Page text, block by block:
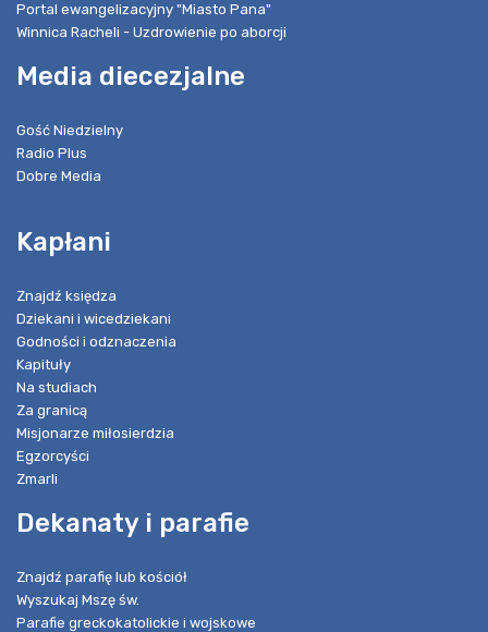
Portal ewangelizacyjny "Miasto Pana"
Winnica Racheli - Uzdrowienie po aborcji
Media diecezjalne
Gość Niedzielny
Radio Plus
Dobre Media
Kapłani
Znajdź księdza
Dziekani i wicedziekani
Godności i odznaczenia
Kapituły
Na studiach
Za granicą
Misjonarze miłosierdzia
Egzorcyści
Zmarli
Dekanaty i parafie
Znajdź parafię lub kościół
Wyszukaj Mszę św.
Parafie greckokatolickie i wojskowe